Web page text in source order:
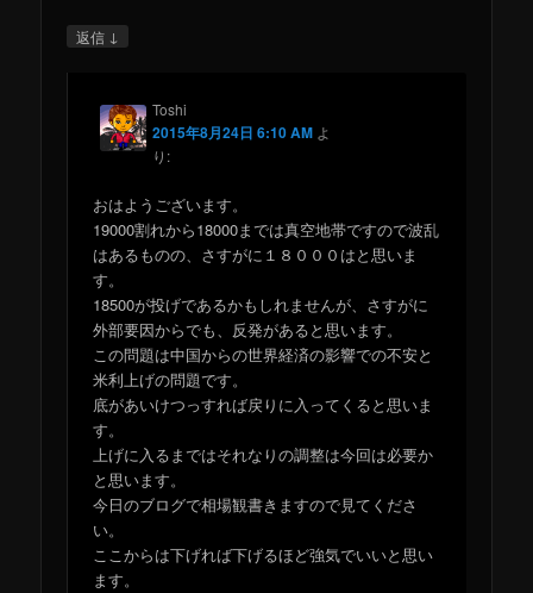
返信 ↓
Toshi
2015年8月24日 6:10 AM よ
り:
おはようございます。
19000割れから18000までは真空地帯ですので波乱
はあるものの、さすがに１８０００はと思いま
す。
18500が投げであるかもしれませんが、さすがに
外部要因からでも、反発があると思います。
この問題は中国からの世界経済の影響での不安と
米利上げの問題です。
底があいけつっすれば戻りに入ってくると思いま
す。
上げに入るまではそれなりの調整は今回は必要か
と思います。
今日のブログで相場観書きますので見てくださ
い。
ここからは下げれば下げるほど強気でいいと思い
ます。